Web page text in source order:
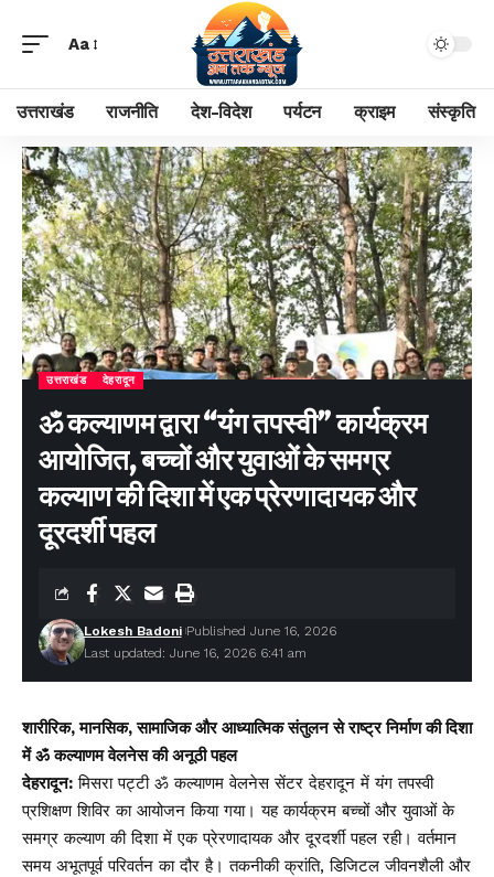
Aa
उत्तराखंड राजनीति देश-विदेश पर्यटन क्राइम संस्कृति
उत्तराखंड देहरादून
ॐ कल्याणम द्वारा “यंग तपस्वी” कार्यक्रम
आयोजित, बच्चों और युवाओं के समग्र
कल्याण की दिशा में एक प्रेरणादायक और
दूरदर्शी पहल
Last updated: June 16, 2026 6:41 am
Lokesh Badoni Published June 16, 2026
शारीरिक, मानसिक, सामाजिक और आध्यात्मिक संतुलन से राष्ट्र निर्माण की दिशा
में ॐ कल्याणम वेलनेस की अनूठी पहल
देहरादून: मिसरा पट्टी ॐ कल्याणम वेलनेस सेंटर देहरादून में यंग तपस्वी
प्रशिक्षण शिविर का आयोजन किया गया। यह कार्यक्रम बच्चों और युवाओं के
समग्र कल्याण की दिशा में एक प्रेरणादायक और दूरदर्शी पहल रही। वर्तमान
समय अभूतपूर्व परिवर्तन का दौर है। तकनीकी क्रांति, डिजिटल जीवनशैली और